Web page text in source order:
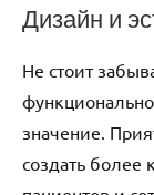
Дизайн и
Не стоит
значение.
создать